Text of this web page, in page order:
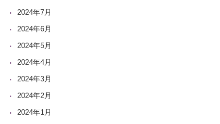
2024年7月
2024年6月
2024年5月
2024年4月
2024年3月
2024年2月
2024年1月